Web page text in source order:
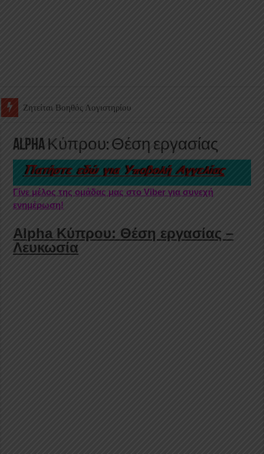
Ζητείται Υπάλληλος για γέμισμα και ανεφοδιασμό αυτόματων
Alpha Κύπρου: Θέση εργασίας
Γίνε μέλος της ομάδας μας στο Viber για συνεχή
ενημέρωση!
Alpha Κύπρου: Θέση εργασίας –
Λευκωσία